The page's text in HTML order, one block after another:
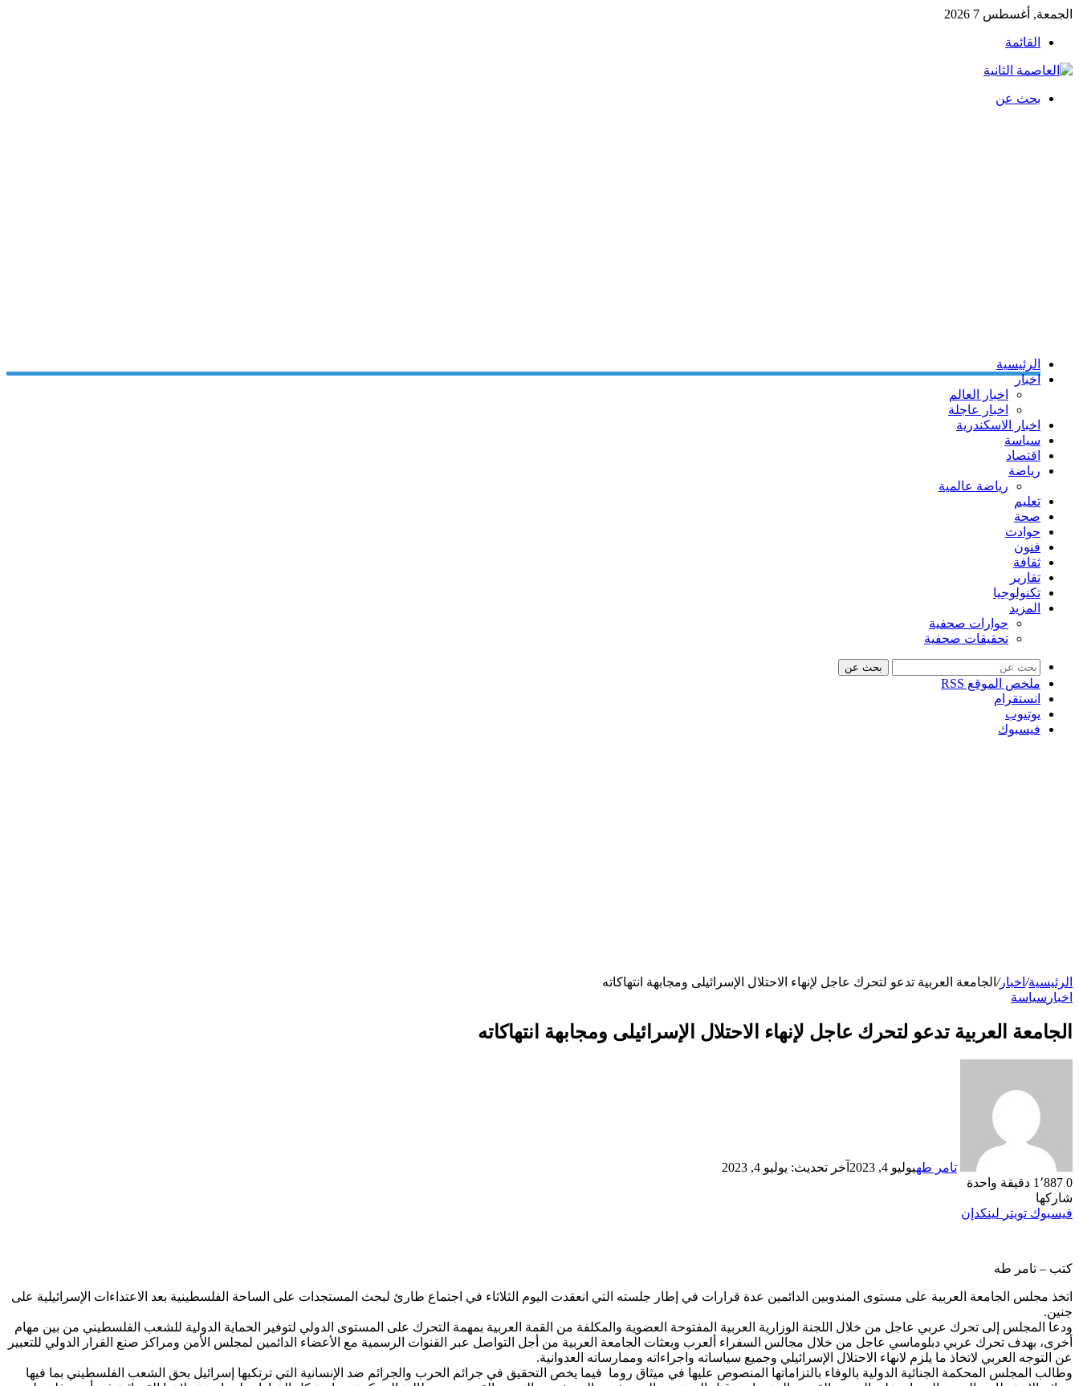
الجمعة, أغسطس 7 2026
القائمة
بحث عن
الرئيسية
اخبار
اخبار العالم
اخبار عاجلة
اخبار الاسكندرية
سياسة
اقتصاد
رياضة
رياضة عالمية
تعليم
صحة
حوادث
فنون
ثقافة
تقارير
تكنولوجيا
المزيد
حوارات صحفية
تحقيقات صحفية
بحث عن
ملخص الموقع RSS
انستقرام
يوتيوب
فيسبوك
الرئيسية/ اخبار/ الجامعة العربية تدعو لتحرك عاجل لإنهاء الاحتلال الإسرائيلى ومجابهة انتهاكاته
اخبار سياسة
الجامعة العربية تدعو لتحرك عاجل لإنهاء الاحتلال الإسرائيلى ومجابهة انتهاكاته
تامر طهيوليو 4, 2023
آخر تحديث: يوليو 4, 2023
0
دقيقة واحدة
شاركها
فيسبوك تويتر لينكدإن
كتب – تامر طه
اتخذ مجلس الجامعة العربية على مستوى المندوبين الدائمين عدة قرارات في إطار جلسته التي انعقدت اليوم الثلاثاء في اجتماع طارئ لبحث المستجدات على الساحة الفلسطينية بعد الاعتداءات الإسرائيلية على
جنين.
ودعا المجلس إلى تحرك عربي عاجل من خلال اللجنة الوزارية العربية المفتوحة العضوية والمكلفة من القمة العربية بمهمة التحرك على المستوى الدولي لتوفير الحماية الدولية للشعب الفلسطيني من بين مهام
أخرى، بهدف تحرك عربي دبلوماسي عاجل من خلال مجالس السفراء ألعرب وبعثات الجامعة العربية من أجل التواصل عبر القنوات الرسمية مع الأعضاء الدائمين لمجلس الأمن ومراكز صنع القرار الدولي للتعبير
عن التوجه العربي لاتخاذ ما يلزم لانهاء الاحتلال الإسرائيلي وجميع سياساته واجراءاته وممارساته العدوانية.
وطالب المجلس المحكمة الجنائية الدولية بالوفاء بالتزاماتها المنصوص عليها في ميثاق روما فيما يخص التحقيق في جرائم الحرب والجرائم ضد الإنسانية التي ترتكبها إسرائيل بحق الشعب الفلسطيني بما فيها